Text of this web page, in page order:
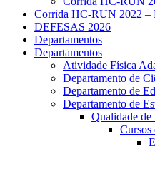
Corrida HC-RUN 2022 –
DEFESAS 2026
Departamentos
Departamentos
Atividade Física
Departamento de
Departamento de
Departamento de
Qualidade
Cursos